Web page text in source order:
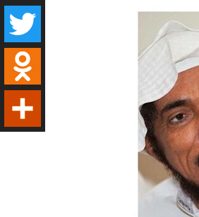
VK
Twitter
Odnoklassniki